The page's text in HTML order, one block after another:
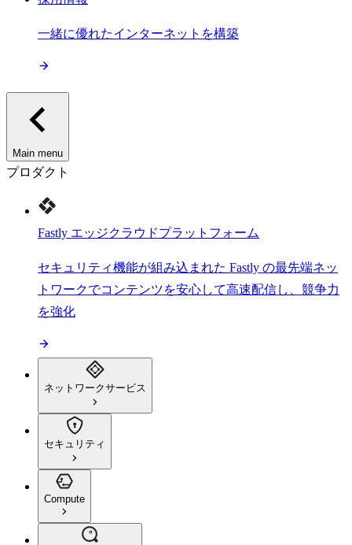
一緒に優れたインターネットを構築
Main menu
プロダクト
Fastly エッジクラウドプラットフォーム
セキュリティ機能が組み込まれた Fastly の最先端ネッ
トワークでコンテンツを安心して高速配信し、競争力
を強化
ネットワークサービス
セキュリティ
Compute